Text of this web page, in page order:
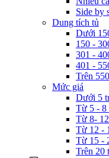
Side by
Dung tích tủ
Dưới
150 -
301 -
401 -
Trên
Mức giá
Dưới 5
Từ 5 - 8
Từ 8-
Từ 12 -
Từ 15 -
Trên 20